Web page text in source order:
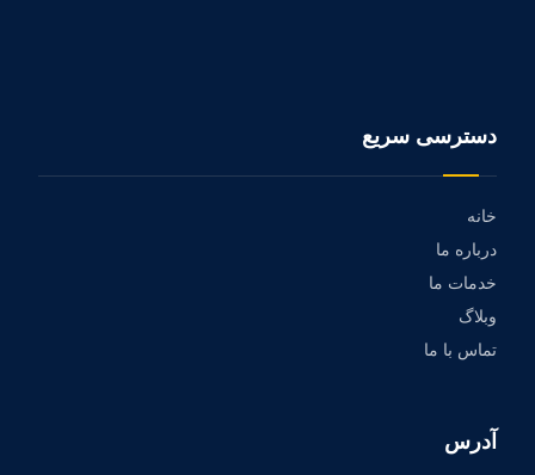
دسترسی سریع
خانه
درباره ما
خدمات ما
وبلاگ
تماس با ما
آدرس